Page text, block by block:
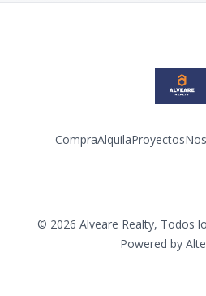
CompraAlquilaProyectos
© 2026 Alveare Realty, Todos
Powered by